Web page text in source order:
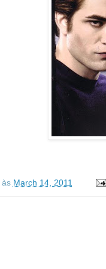
às March 14, 2011